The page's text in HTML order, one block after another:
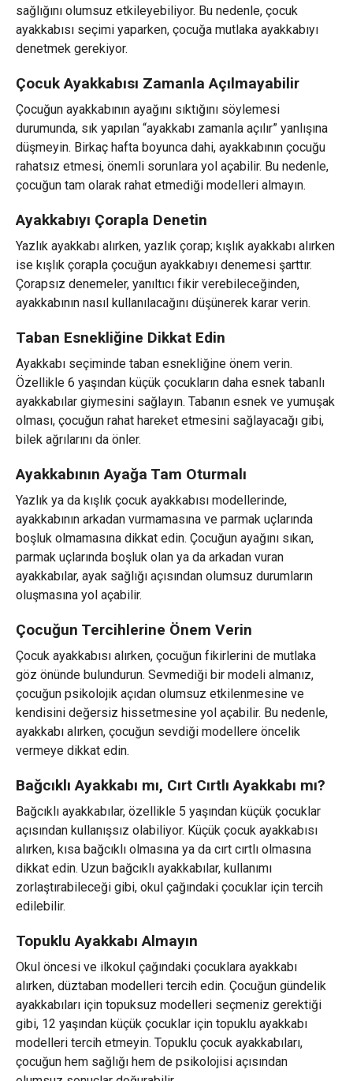
sağlığını olumsuz etkileyebiliyor. Bu nedenle, çocuk
ayakkabısı seçimi yaparken, çocuğa mutlaka ayakkabıyı
denetmek gerekiyor.
Çocuk Ayakkabısı Zamanla Açılmayabilir
Çocuğun ayakkabının ayağını sıktığını söylemesi
durumunda, sık yapılan “ayakkabı zamanla açılır” yanlışına
düşmeyin. Birkaç hafta boyunca dahi, ayakkabının çocuğu
rahatsız etmesi, önemli sorunlara yol açabilir. Bu nedenle,
çocuğun tam olarak rahat etmediği modelleri almayın.
Ayakkabıyı Çorapla Denetin
Yazlık ayakkabı alırken, yazlık çorap; kışlık ayakkabı alırken
ise kışlık çorapla çocuğun ayakkabıyı denemesi şarttır.
Çorapsız denemeler, yanıltıcı fikir verebileceğinden,
ayakkabının nasıl kullanılacağını düşünerek karar verin.
Taban Esnekliğine Dikkat Edin
Ayakkabı seçiminde taban esnekliğine önem verin.
Özellikle 6 yaşından küçük çocukların daha esnek tabanlı
ayakkabılar giymesini sağlayın. Tabanın esnek ve yumuşak
olması, çocuğun rahat hareket etmesini sağlayacağı gibi,
bilek ağrılarını da önler.
Ayakkabının Ayağa Tam Oturmalı
Yazlık ya da kışlık çocuk ayakkabısı modellerinde,
ayakkabının arkadan vurmamasına ve parmak uçlarında
boşluk olmamasına dikkat edin. Çocuğun ayağını sıkan,
parmak uçlarında boşluk olan ya da arkadan vuran
ayakkabılar, ayak sağlığı açısından olumsuz durumların
oluşmasına yol açabilir.
Çocuğun Tercihlerine Önem Verin
Çocuk ayakkabısı alırken, çocuğun fikirlerini de mutlaka
göz önünde bulundurun. Sevmediği bir modeli almanız,
çocuğun psikolojik açıdan olumsuz etkilenmesine ve
kendisini değersiz hissetmesine yol açabilir. Bu nedenle,
ayakkabı alırken, çocuğun sevdiği modellere öncelik
vermeye dikkat edin.
Bağcıklı Ayakkabı mı, Cırt Cırtlı Ayakkabı mı?
Bağcıklı ayakkabılar, özellikle 5 yaşından küçük çocuklar
açısından kullanışsız olabiliyor. Küçük çocuk ayakkabısı
alırken, kısa bağcıklı olmasına ya da cırt cırtlı olmasına
dikkat edin. Uzun bağcıklı ayakkabılar, kullanımı
zorlaştırabileceği gibi, okul çağındaki çocuklar için tercih
edilebilir.
Topuklu Ayakkabı Almayın
Okul öncesi ve ilkokul çağındaki çocuklara ayakkabı
alırken, düztaban modelleri tercih edin. Çocuğun gündelik
ayakkabıları için topuksuz modelleri seçmeniz gerektiği
gibi, 12 yaşından küçük çocuklar için topuklu ayakkabı
modelleri tercih etmeyin. Topuklu çocuk ayakkabıları,
çocuğun hem sağlığı hem de psikolojisi açısından